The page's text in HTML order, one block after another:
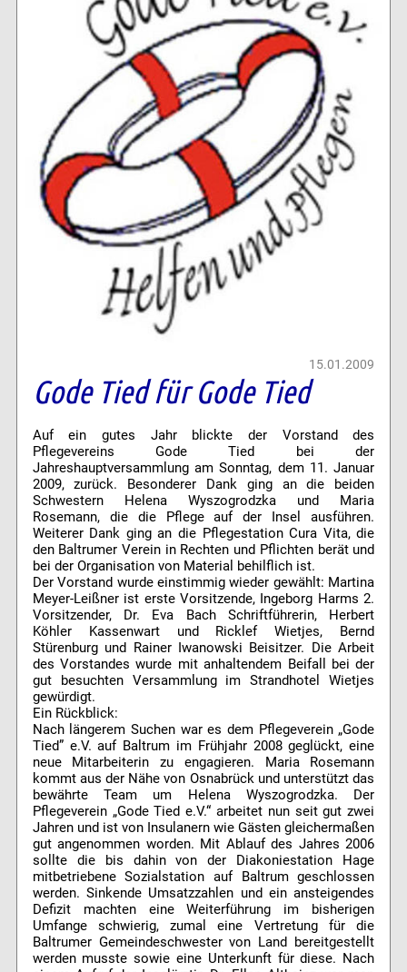
15.01.2009
Gode Tied für Gode Tied
Auf ein gutes Jahr blickte der Vorstand des
Pflegevereins Gode Tied bei der
Jahreshauptversammlung am Sonntag, dem 11. Januar
2009, zurück. Besonderer Dank ging an die beiden
Schwestern Helena Wyszogrodzka und Maria
Rosemann, die die Pflege auf der Insel ausführen.
Weiterer Dank ging an die Pflegestation Cura Vita, die
den Baltrumer Verein in Rechten und Pflichten berät und
bei der Organisation von Material behilflich ist.
Der Vorstand wurde einstimmig wieder gewählt: Martina
Meyer-Leißner ist erste Vorsitzende, Ingeborg Harms 2.
Vorsitzender, Dr. Eva Bach Schriftführerin, Herbert
Köhler Kassenwart und Ricklef Wietjes, Bernd
Stürenburg und Rainer Iwanowski Beisitzer. Die Arbeit
des Vorstandes wurde mit anhaltendem Beifall bei der
gut besuchten Versammlung im Strandhotel Wietjes
gewürdigt.
Ein Rückblick:
Nach längerem Suchen war es dem Pflegeverein „Gode
Tied” e.V. auf Baltrum im Frühjahr 2008 geglückt, eine
neue Mitarbeiterin zu engagieren. Maria Rosemann
kommt aus der Nähe von Osnabrück und unterstützt das
bewährte Team um Helena Wyszogrodzka. Der
Pflegeverein „Gode Tied e.V.“ arbeitet nun seit gut zwei
Jahren und ist von Insulanern wie Gästen gleichermaßen
gut angenommen worden. Mit Ablauf des Jahres 2006
sollte die bis dahin von der Diakoniestation Hage
mitbetriebene Sozialstation auf Baltrum geschlossen
werden. Sinkende Umsatzzahlen und ein ansteigendes
Defizit machten eine Weiterführung im bisherigen
Umfange schwierig, zumal eine Vertretung für die
Baltrumer Gemeindeschwester von Land bereitgestellt
werden musste sowie eine Unterkunft für diese. Nach